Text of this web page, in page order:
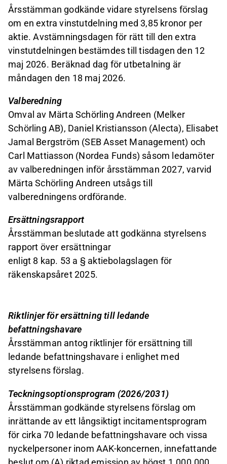
Årsstämman godkände vidare styrelsens förslag
om en extra vinstutdelning med 3,85 kronor per
aktie. Avstämningsdagen för rätt till den extra
vinstutdelningen bestämdes till tisdagen den 12
maj 2026. Beräknad dag för utbetalning är
måndagen den 18 maj 2026.
Valberedning
Omval av Märta Schörling Andreen (Melker
Schörling AB), Daniel Kristiansson (Alecta), Elisabet
Jamal Bergström (SEB Asset Management) och
Carl Mattiasson (Nordea Funds) såsom ledamöter
av valberedningen inför årsstämman 2027, varvid
Märta Schörling Andreen utsågs till
valberedningens ordförande.
Ersättningsrapport
Årsstämman beslutade att godkänna styrelsens
rapport över ersättningar
enligt 8 kap. 53 a § aktiebolagslagen för
räkenskapsåret 2025.
Riktlinjer för ersättning till ledande
befattningshavare
Årsstämman antog riktlinjer för ersättning till
ledande befattningshavare i enlighet med
styrelsens förslag.
Teckningsoptionsprogram (2026/2031)
Årsstämman godkände styrelsens förslag om
inrättande av ett långsiktigt incitamentsprogram
för cirka 70 ledande befattningshavare och vissa
nyckelpersoner inom AAK-koncernen, innefattande